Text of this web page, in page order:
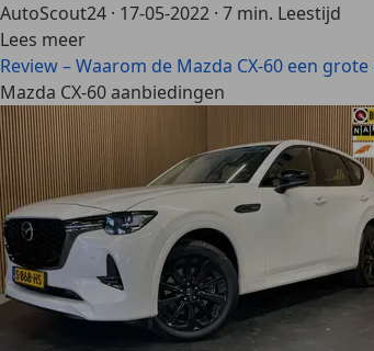
AutoScout24 · 17-05-2022 · 7 min. Leestijd
Lees meer
Review – Waarom de Mazda CX-60 een
Mazda CX-60 aanbiedingen